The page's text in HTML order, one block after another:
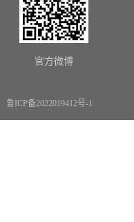
鲁ICP备2022019412号-1
官方微博